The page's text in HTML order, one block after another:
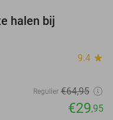
halen bij
9.4 star
Regulier €64,95
€29,95